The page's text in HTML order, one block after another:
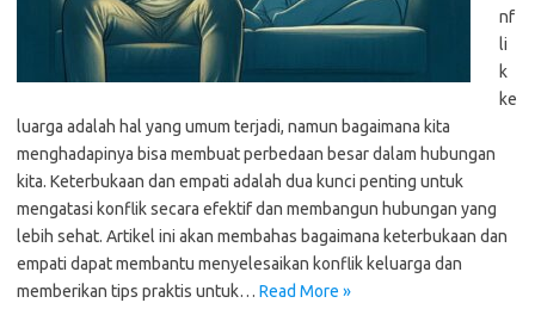
nf
li
k
ke
luarga adalah hal yang umum terjadi, namun bagaimana kita
menghadapinya bisa membuat perbedaan besar dalam hubungan
kita. Keterbukaan dan empati adalah dua kunci penting untuk
mengatasi konflik secara efektif dan membangun hubungan yang
lebih sehat. Artikel ini akan membahas bagaimana keterbukaan dan
empati dapat membantu menyelesaikan konflik keluarga dan
memberikan tips praktis untuk… Read More »